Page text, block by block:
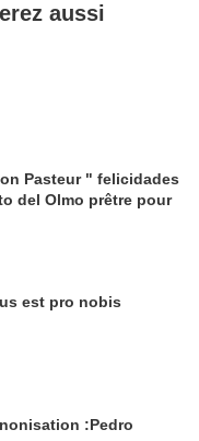
aussi
Pasteur " felicidades
prêtre pour
est pro nobis
:Pedro